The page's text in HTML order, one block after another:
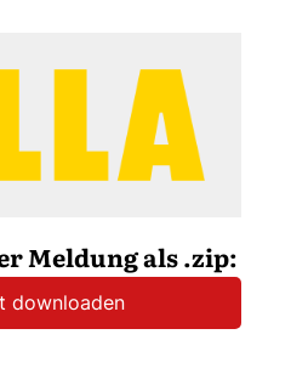
Meldung als .zip:
downloaden